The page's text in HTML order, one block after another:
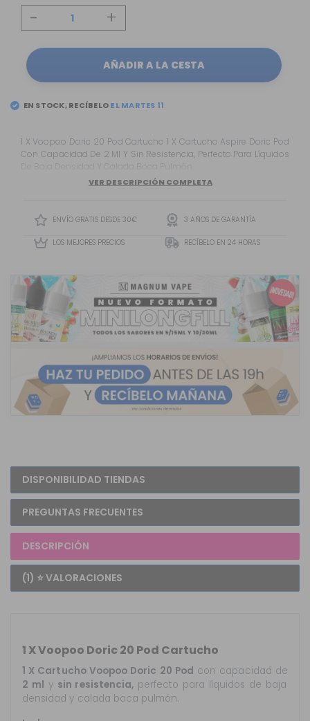
- +
AÑADIR A LA CESTA
EN STOCK, RECÍBELO
1 X Voopoo Doric 20 Pod Cartucho 1 X Cartucho Aspire Doric Pod
Con Capacidad De 2 Ml Y Sin Resistencia, Perfecto Para Líquidos
De Baja Densidad Y Calada Boca Pulmón.
VER DESCRIPCIÓN COMPLETA
ENVÍO GRATIS DESDE 30€ 3 AÑOS DE GARANTÍA
LOS MEJORES PRECIOS RECÍBELO EN 24 HORAS
DISPONIBILIDAD TIENDAS
PREGUNTAS FRECUENTES
DESCRIPCIÓN
(1) ⭐ VALORACIONES
1 X Voopoo Doric 20 Pod Cartucho
1 X Cartucho Voopoo Doric 20 Pod con capacidad de
2 ml y sin resistencia, perfecto para líquidos de baja
densidad y calada boca pulmón.